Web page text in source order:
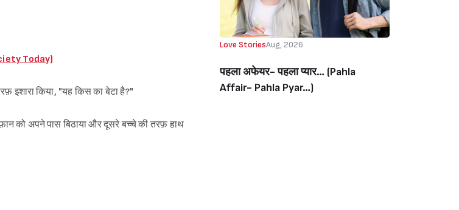
Today)
इशारा किया, "यह किस का बेटा है?"
को अपने पास बिठाया और दूसरे बच्चे की तरफ़ हाथ
Love StoriesAug, 2026
पहला अफेयर- पहला प्यार… (Pahla
Affair- Pahla Pyar…)